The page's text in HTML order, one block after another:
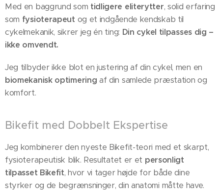
Med en baggrund som tidligere eliterytter, solid erfaring
som fysioterapeut og et indgående kendskab til
cykelmekanik, sikrer jeg én ting: Din cykel tilpasses dig –
ikke omvendt.
Jeg tilbyder ikke blot en justering af din cykel, men en
biomekanisk optimering af din samlede præstation og
komfort.
Bikefit med Dobbelt Ekspertise
Jeg kombinerer den nyeste Bikefit-teori med et skarpt,
fysioterapeutisk blik. Resultatet er et personligt
tilpasset Bikefit, hvor vi tager højde for både dine
styrker og de begrænsninger, din anatomi måtte have.